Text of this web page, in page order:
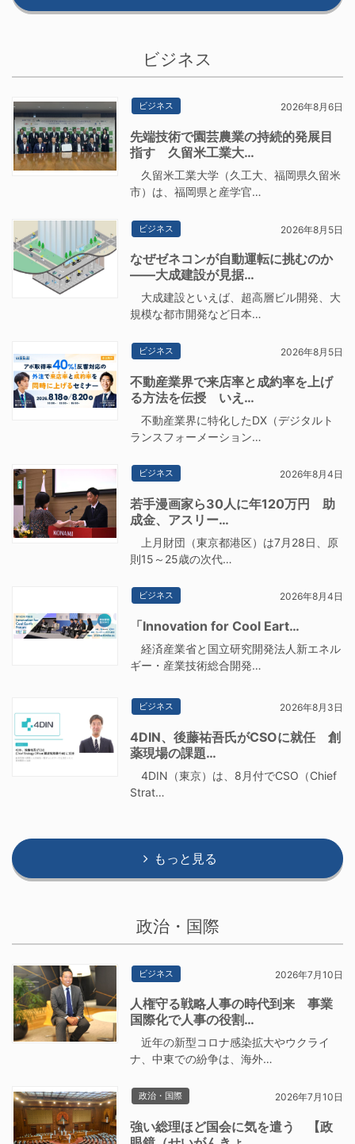
ビジネス
ビジネス 2026年8月6日
先端技術で園芸農業の持続的発展目
指す 久留米工業大…
久留米工業大学（久工大、福岡県久留米
市）は、福岡県と産学官…
ビジネス 2026年8月5日
なぜゼネコンが自動運転に挑むのか
――大成建設が見据…
大成建設といえば、超高層ビル開発、大
規模な都市開発など日本…
ビジネス 2026年8月5日
不動産業界で来店率と成約率を上げ
る方法を伝授 いえ…
不動産業界に特化したDX（デジタルト
ランスフォーメーション…
ビジネス 2026年8月4日
若手漫画家ら30人に年120万円 助
成金、アスリー…
上月財団（東京都港区）は7月28日、原
則15～25歳の次代…
ビジネス 2026年8月4日
「Innovation for Cool Eart…
経済産業省と国立研究開発法人新エネル
ギー・産業技術総合開発…
ビジネス 2026年8月3日
4DIN、後藤祐吾氏がCSOに就任 創
薬現場の課題…
4DIN（東京）は、8月付でCSO（Chief
Strat…
もっと見る
政治・国際
ビジネス 2026年7月10日
人権守る戦略人事の時代到来 事業
国際化で人事の役割…
近年の新型コロナ感染拡大やウクライ
ナ、中東での紛争は、海外…
政治・国際 2026年7月10日
強い総理ほど国会に気を遣う 【政